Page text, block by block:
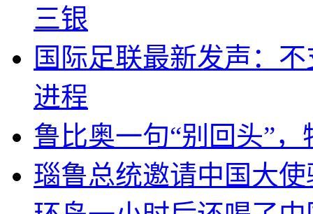
三银
国际足联最新发声：
进程
鲁比奥一句“别回头”
瑙鲁总统邀请中国大